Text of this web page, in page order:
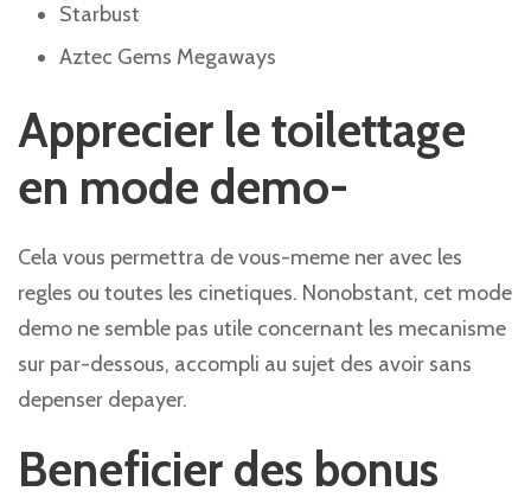
Starbust
Aztec Gems Megaways
Apprecier le toilettage
en mode demo-
Cela vous permettra de vous-meme ner avec les
regles ou toutes les cinetiques. Nonobstant, cet mode
demo ne semble pas utile concernant les mecanisme
sur par-dessous, accompli au sujet des avoir sans
depenser depayer.
Beneficier des bonus